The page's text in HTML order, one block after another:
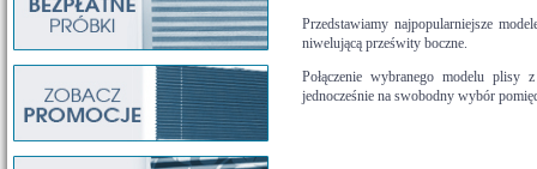
Przedstawiamy najpopularniejsze
niwelującą prześwity boczne.
Połączenie wybranego modelu plisy
jednocześnie na swobodny wybór